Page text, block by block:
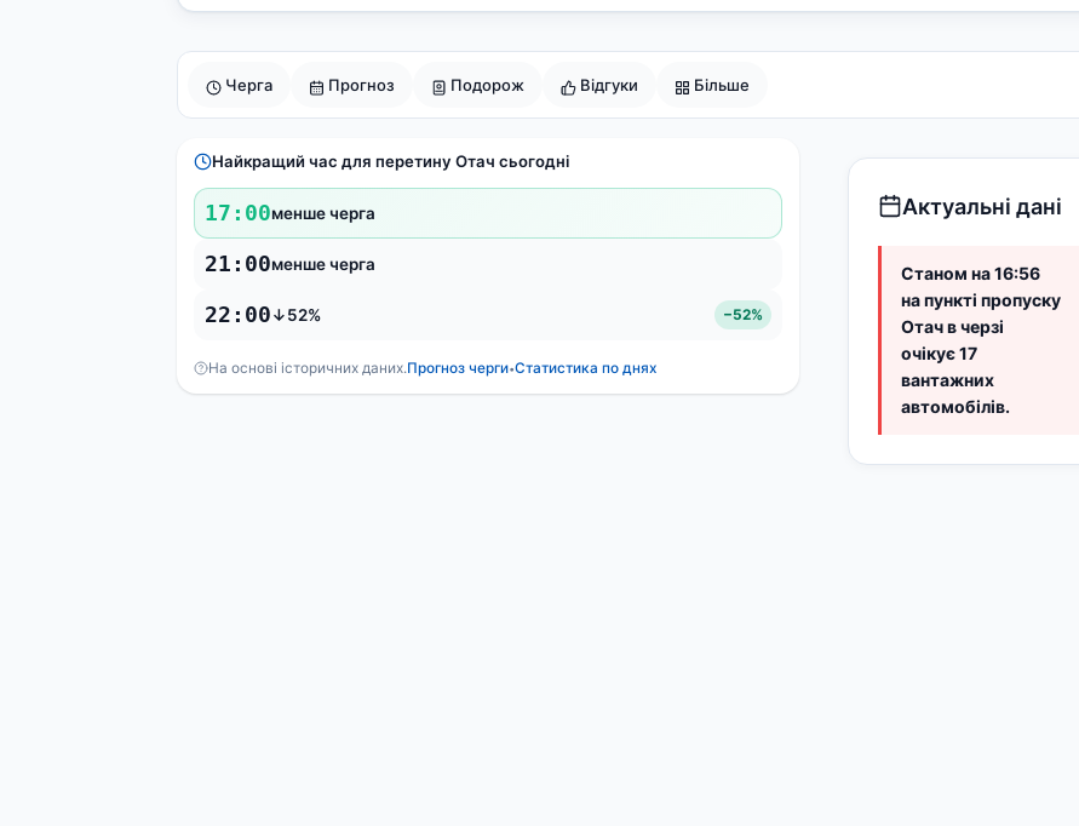
Черга Прогноз Подорож Відгуки Більше
Найкращий час для перетину Отач сьогодні
17:00менше черга
21:00менше черга
22:00↓52% −52%
На основі історичних даних.Прогноз черги•Статистика по днях
Актуальні дані
Станом на 16:56
на пункті пропуску
Отач в черзі
очікує 17
вантажних
автомобілів.